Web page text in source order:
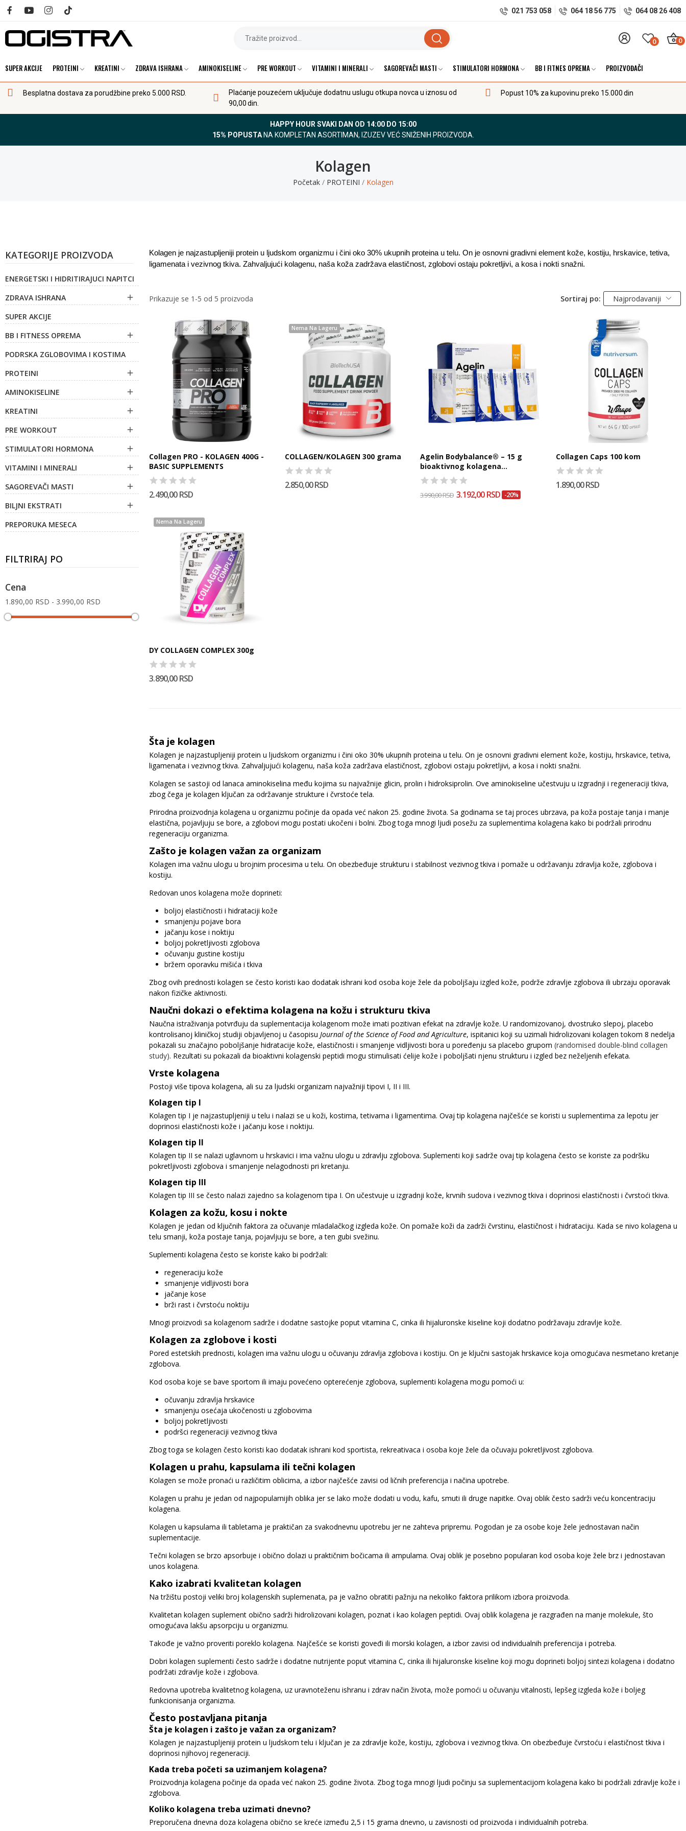
021 753 058 064 18 56 775 064 08 26 408
0 0
SUPER AKCIJE PROTEINI KREATINI ZDRAVA ISHRANA AMINOKISELINE PRE WORKOUT VITAMINI I MINERALI SAGOREVAČI MASTI STIMULATORI HORMONA BB I FITNES OPREMA PROIZVOĐAČI
Besplatna dostava za porudžbine preko 5.000 RSD.
Plaćanje pouzećem uključuje dodatnu uslugu otkupa novca u iznosu od
90,00 din.
Popust 10% za kupovinu preko 15.000 din
HAPPY HOUR SVAKI DAN OD 14:00 DO 15:00
15% POPUSTANA KOMPLETAN ASORTIMAN, IZUZEV VEĆ SNIŽENIH PROIZVODA.
Kolagen
Početak PROTEINI Kolagen
KATEGORIJE PROIZVODA
ENERGETSKI I HIDRITIRAJUCI NAPITCI
ZDRAVA ISHRANA

SUPER AKCIJE
BB I FITNESS OPREMA

PODRSKA ZGLOBOVIMA I KOSTIMA
PROTEINI

AMINOKISELINE 
KREATINI 
PRE WORKOUT 
STIMULATORI HORMONA 
VITAMINI I MINERALI 
SAGOREVAČI MASTI 
BILJNI EKSTRATI 
PREPORUKA MESECA
FILTRIRAJ PO
Cena
1.890,00 RSD - 3.990,00 RSD
Kolagen je najzastupljeniji protein u ljudskom organizmu i čini oko 30% ukupnih proteina u telu. On je osnovni gradivni element kože, kostiju, hrskavice, tetiva,
ligamenata i vezivnog tkiva. Zahvaljujući kolagenu, naša koža zadržava elastičnost, zglobovi ostaju pokretljivi, a kosa i nokti snažni.
Prikazuje se 1-5 od 5 proizvoda Sortiraj po: Najprodavaniji
Collagen PRO - KOLAGEN 400G -
BASIC SUPPLEMENTS
2.490,00 RSD
Nema Na Lageru
COLLAGEN/KOLAGEN 300 grama
2.850,00 RSD
Agelin Bodybalance® – 15 g
bioaktivnog kolagena...
3.990,00 RSD 3.192,00 RSD -20%
Collagen Caps 100 kom
1.890,00 RSD
Nema Na Lageru
DY COLLAGEN COMPLEX 300g
3.890,00 RSD
Šta je kolagen
Kolagen je najzastupljeniji protein u ljudskom organizmu i čini oko 30% ukupnih proteina u telu. On je osnovni gradivni element kože, kostiju, hrskavice, tetiva,
ligamenata i vezivnog tkiva. Zahvaljujući kolagenu, naša koža zadržava elastičnost, zglobovi ostaju pokretljivi, a kosa i nokti snažni.
Kolagen se sastoji od lanaca aminokiselina među kojima su najvažnije glicin, prolin i hidroksiprolin. Ove aminokiseline učestvuju u izgradnji i regeneraciji tkiva,
zbog čega je kolagen ključan za održavanje strukture i čvrstoće tela.
Prirodna proizvodnja kolagena u organizmu počinje da opada već nakon 25. godine života. Sa godinama se taj proces ubrzava, pa koža postaje tanja i manje
elastična, pojavljuju se bore, a zglobovi mogu postati ukočeni i bolni. Zbog toga mnogi ljudi posežu za suplementima kolagena kako bi podržali prirodnu
regeneraciju organizma.
Zašto je kolagen važan za organizam
Kolagen ima važnu ulogu u brojnim procesima u telu. On obezbeđuje strukturu i stabilnost vezivnog tkiva i pomaže u održavanju zdravlja kože, zglobova i
kostiju.
Redovan unos kolagena može doprineti:
boljoj elastičnosti i hidrataciji kože
smanjenju pojave bora
jačanju kose i noktiju
boljoj pokretljivosti zglobova
očuvanju gustine kostiju
bržem oporavku mišića i tkiva
Zbog ovih prednosti kolagen se često koristi kao dodatak ishrani kod osoba koje žele da poboljšaju izgled kože, podrže zdravlje zglobova ili ubrzaju oporavak
nakon fizičke aktivnosti.
Naučni dokazi o efektima kolagena na kožu i strukturu tkiva
Naučna istraživanja potvrđuju da suplementacija kolagenom može imati pozitivan efekat na zdravlje kože. U randomizovanoj, dvostruko slepoj, placebo
kontrolisanoj kliničkoj studiji objavljenoj u časopisuJournal of the Science of Food and Agriculture, ispitanici koji su uzimali hidrolizovani kolagen tokom 8 nedelja
pokazali su značajno poboljšanje hidratacije kože, elastičnosti i smanjenje vidljivosti bora u poređenju sa placebo grupom(randomised double-blind collagen
study). Rezultati su pokazali da bioaktivni kolagenski peptidi mogu stimulisati ćelije kože i poboljšati njenu strukturu i izgled bez neželjenih efekata.
Vrste kolagena
Postoji više tipova kolagena, ali su za ljudski organizam najvažniji tipovi I, II i III.
Kolagen tip I
Kolagen tip I je najzastupljeniji u telu i nalazi se u koži, kostima, tetivama i ligamentima. Ovaj tip kolagena najčešće se koristi u suplementima za lepotu jer
doprinosi elastičnosti kože i jačanju kose i noktiju.
Kolagen tip II
Kolagen tip II se nalazi uglavnom u hrskavici i ima važnu ulogu u zdravlju zglobova. Suplementi koji sadrže ovaj tip kolagena često se koriste za podršku
pokretljivosti zglobova i smanjenje nelagodnosti pri kretanju.
Kolagen tip III
Kolagen tip III se često nalazi zajedno sa kolagenom tipa I. On učestvuje u izgradnji kože, krvnih sudova i vezivnog tkiva i doprinosi elastičnosti i čvrstoći tkiva.
Kolagen za kožu, kosu i nokte
Kolagen je jedan od ključnih faktora za očuvanje mladalačkog izgleda kože. On pomaže koži da zadrži čvrstinu, elastičnost i hidrataciju. Kada se nivo kolagena u
telu smanji, koža postaje tanja, pojavljuju se bore, a ten gubi svežinu.
Suplementi kolagena često se koriste kako bi podržali:
regeneraciju kože
smanjenje vidljivosti bora
jačanje kose
brži rast i čvrstoću noktiju
Mnogi proizvodi sa kolagenom sadrže i dodatne sastojke poput vitamina C, cinka ili hijaluronske kiseline koji dodatno podržavaju zdravlje kože.
Kolagen za zglobove i kosti
Pored estetskih prednosti, kolagen ima važnu ulogu u očuvanju zdravlja zglobova i kostiju. On je ključni sastojak hrskavice koja omogućava nesmetano kretanje
zglobova.
Kod osoba koje se bave sportom ili imaju povećeno opterećenje zglobova, suplementi kolagena mogu pomoći u:
očuvanju zdravlja hrskavice
smanjenju osećaja ukočenosti u zglobovima
boljoj pokretljivosti
podršci regeneraciji vezivnog tkiva
Zbog toga se kolagen često koristi kao dodatak ishrani kod sportista, rekreativaca i osoba koje žele da očuvaju pokretljivost zglobova.
Kolagen u prahu, kapsulama ili tečni kolagen
Kolagen se može pronaći u različitim oblicima, a izbor najčešće zavisi od ličnih preferencija i načina upotrebe.
Kolagen u prahu je jedan od najpopularnijih oblika jer se lako može dodati u vodu, kafu, smuti ili druge napitke. Ovaj oblik često sadrži veću koncentraciju
kolagena.
Kolagen u kapsulama ili tabletama je praktičan za svakodnevnu upotrebu jer ne zahteva pripremu. Pogodan je za osobe koje žele jednostavan način
suplementacije.
Tečni kolagen se brzo apsorbuje i obično dolazi u praktičnim bočicama ili ampulama. Ovaj oblik je posebno popularan kod osoba koje žele brz i jednostavan
unos kolagena.
Kako izabrati kvalitetan kolagen
Na tržištu postoji veliki broj kolagenskih suplemenata, pa je važno obratiti pažnju na nekoliko faktora prilikom izbora proizvoda.
Kvalitetan kolagen suplement obično sadrži hidrolizovani kolagen, poznat i kao kolagen peptidi. Ovaj oblik kolagena je razgrađen na manje molekule, što
omogućava lakšu apsorpciju u organizmu.
Takođe je važno proveriti poreklo kolagena. Najčešće se koristi goveđi ili morski kolagen, a izbor zavisi od individualnih preferencija i potreba.
Dobri kolagen suplementi često sadrže i dodatne nutrijente poput vitamina C, cinka ili hijaluronske kiseline koji mogu doprineti boljoj sintezi kolagena i dodatno
podržati zdravlje kože i zglobova.
Redovna upotreba kvalitetnog kolagena, uz uravnoteženu ishranu i zdrav način života, može pomoći u očuvanju vitalnosti, lepšeg izgleda kože i boljeg
funkcionisanja organizma.
Često postavljana pitanja
Šta je kolagen i zašto je važan za organizam?
Kolagen je najzastupljeniji protein u ljudskom telu i ključan je za zdravlje kože, kostiju, zglobova i vezivnog tkiva. On obezbeđuje čvrstoću i elastičnost tkiva i
doprinosi njihovoj regeneraciji.
Kada treba početi sa uzimanjem kolagena?
Proizvodnja kolagena počinje da opada već nakon 25. godine života. Zbog toga mnogi ljudi počinju sa suplementacijom kolagena kako bi podržali zdravlje kože i
zglobova.
Koliko kolagena treba uzimati dnevno?
Preporučena dnevna doza kolagena obično se kreće između 2,5 i 15 grama dnevno, u zavisnosti od proizvoda i individualnih potreba.